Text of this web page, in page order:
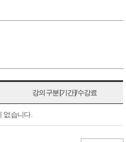
강의구분[기간]/수강료
없습니다.